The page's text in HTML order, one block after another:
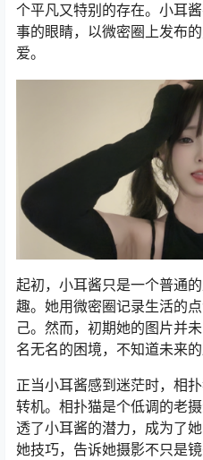
个平凡又特别的存在。小耳
事的眼睛，以微密圈上发布
爱。
起初，小耳酱只是一个普通
趣。她用微密圈记录生活的
己。然而，初期她的图片并
名无名的困境，不知道未来的
正当小耳酱感到迷茫时，相
转机。相扑猫是个低调的老
透了小耳酱的潜力，成为了
她技巧，告诉她摄影不只是